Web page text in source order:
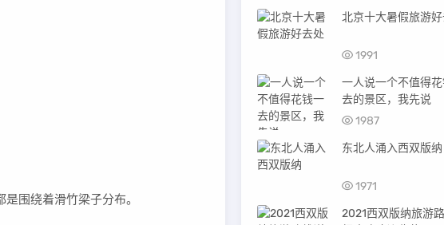
围绕着滑竹梁子分布。
北京十大暑假旅游
1991
一人说一个不值得
去的景区，我先说
1987
东北人涌入西双版纳
1971
2021西双版纳旅游